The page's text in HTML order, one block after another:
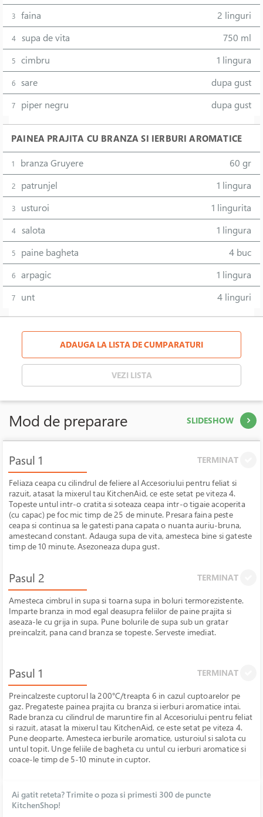
3 faina 2 linguri
4 supa de vita 750 ml
5 cimbru 1 lingura
6 sare dupa gust
7 piper negru dupa gust
PAINEA PRAJITA CU BRANZA SI IERBURI AROMATICE
1 branza Gruyere 60 gr
2 patrunjel 1 lingura
3 usturoi 1 lingurita
4 salota 1 lingura
5 paine bagheta 4 buc
6 arpagic 1 lingura
7 unt 4 linguri
ADAUGA LA LISTA DE CUMPARATURI
VEZI LISTA
Mod de preparare SLIDESHOW
Pasul 1 TERMINAT
Feliaza ceapa cu cilindrul de feliere al Accesoriului pentru feliat si
razuit, atasat la mixerul tau KitchenAid, ce este setat pe viteza 4.
Topeste untul intr-o cratita si soteaza ceapa intr-o tigaie acoperita
(cu capac) pe foc mic timp de 25 de minute. Presara faina peste
ceapa si continua sa le gatesti pana capata o nuanta auriu-bruna,
amestecand constant. Adauga supa de vita, amesteca bine si gateste
timp de 10 minute. Asezoneaza dupa gust.
Pasul 2 TERMINAT
Amesteca cimbrul in supa si toarna supa in boluri termorezistente.
Imparte branza in mod egal deasupra feliilor de paine prajita si
aseaza-le cu grija in supa. Pune bolurile de supa sub un gratar
preincalzit, pana cand branza se topeste. Serveste imediat.
Pasul 1 TERMINAT
Preincalzeste cuptorul la 200°C/treapta 6 in cazul cuptoarelor pe
gaz. Pregateste painea prajita cu branza si ierburi aromatice intai.
Rade branza cu cilindrul de maruntire fin al Accesoriului pentru feliat
si razuit, atasat la mixerul tau KitchenAid, ce este setat pe viteza 4.
Pune deoparte. Amesteca ierburile aromatice, usturoiul si salota cu
untul topit. Unge feliile de bagheta cu untul cu ierburi aromatice si
coace-le timp de 5-10 minute in cuptor.
Ai gatit reteta? Trimite o poza si primesti 300 de puncte
KitchenShop!